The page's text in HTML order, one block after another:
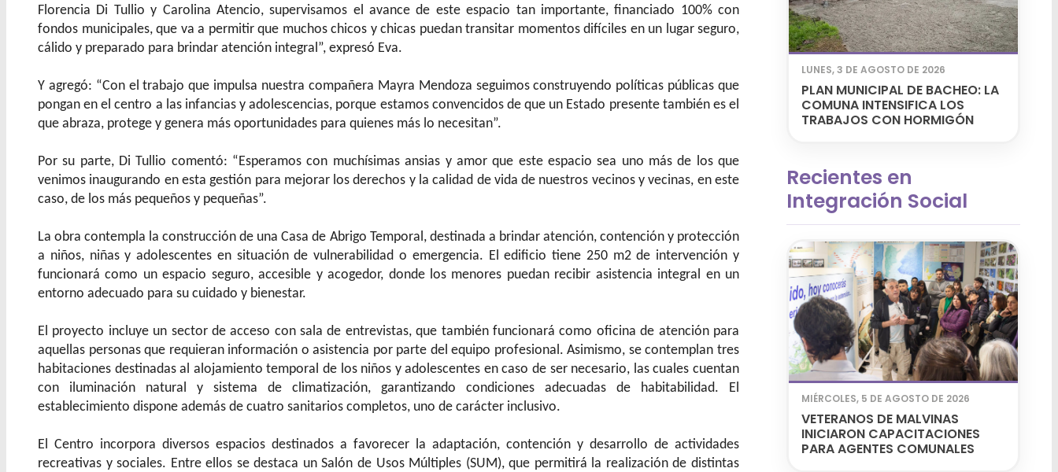
Florencia Di Tullio y Carolina Atencio, supervisamos el avance de este espacio tan importante, financiado 100% con
fondos municipales, que va a permitir que muchos chicos y chicas puedan transitar momentos difíciles en un lugar seguro,
cálido y preparado para brindar atención integral”, expresó Eva.
Y agregó: “Con el trabajo que impulsa nuestra compañera Mayra Mendoza seguimos construyendo políticas públicas que
pongan en el centro a las infancias y adolescencias, porque estamos convencidos de que un Estado presente también es el
que abraza, protege y genera más oportunidades para quienes más lo necesitan”.
Por su parte, Di Tullio comentó: “Esperamos con muchísimas ansias y amor que este espacio sea uno más de los que
venimos inaugurando en esta gestión para mejorar los derechos y la calidad de vida de nuestros vecinos y vecinas, en este
caso, de los más pequeños y pequeñas”.
La obra contempla la construcción de una Casa de Abrigo Temporal, destinada a brindar atención, contención y protección
a niños, niñas y adolescentes en situación de vulnerabilidad o emergencia. El edificio tiene 250 m2 de intervención y
funcionará como un espacio seguro, accesible y acogedor, donde los menores puedan recibir asistencia integral en un
entorno adecuado para su cuidado y bienestar.
El proyecto incluye un sector de acceso con sala de entrevistas, que también funcionará como oficina de atención para
aquellas personas que requieran información o asistencia por parte del equipo profesional. Asimismo, se contemplan tres
habitaciones destinadas al alojamiento temporal de los niños y adolescentes en caso de ser necesario, las cuales cuentan
con iluminación natural y sistema de climatización, garantizando condiciones adecuadas de habitabilidad. El
establecimiento dispone además de cuatro sanitarios completos, uno de carácter inclusivo.
El Centro incorpora diversos espacios destinados a favorecer la adaptación, contención y desarrollo de actividades
recreativas y sociales. Entre ellos se destaca un Salón de Usos Múltiples (SUM), que permitirá la realización de distintas
LUNES, 3 DE AGOSTO DE 2026
PLAN MUNICIPAL DE BACHEO: LA
COMUNA INTENSIFICA LOS
TRABAJOS CON HORMIGÓN
Recientes en
Integración Social
MIÉRCOLES, 5 DE AGOSTO DE 2026
VETERANOS DE MALVINAS
INICIARON CAPACITACIONES
PARA AGENTES COMUNALES